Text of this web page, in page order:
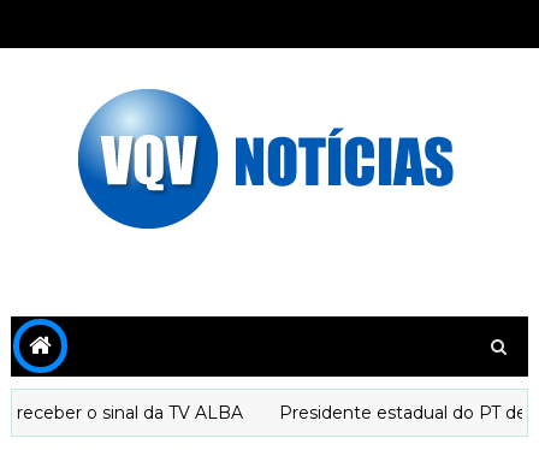
o sinal da TV ALBA Presidente estadual do PT